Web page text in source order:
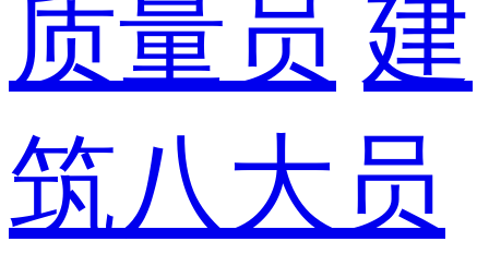
质量员 建
筑八大员